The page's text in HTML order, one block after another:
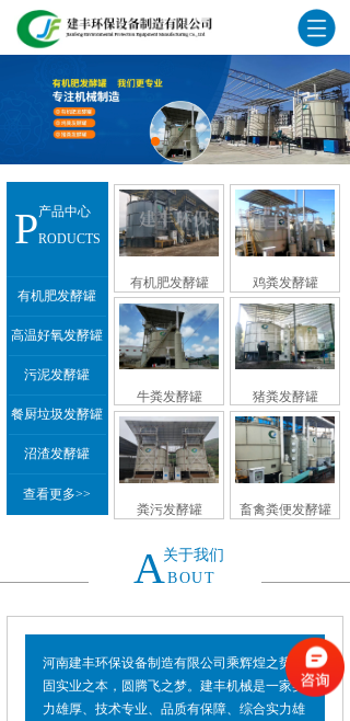
产品中心
PRODUCTS
有机肥发酵罐
高温好氧发酵罐
污泥发酵罐
餐厨垃圾发酵罐
沼渣发酵罐
查看更多>>
有机肥发酵罐 鸡粪发酵罐
牛粪发酵罐 猪粪发酵罐
粪污发酵罐 畜禽粪便发酵罐
关于我们
ABOUT
河南建丰环保设备制造有限公司乘辉煌之势，
固实业之本，圆腾飞之梦。建丰机械是一家实
力雄厚、技术专业、品质有保障、综合实力雄